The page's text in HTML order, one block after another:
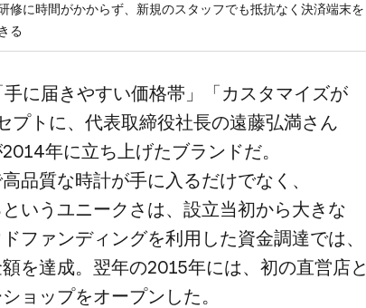
修に時間がかからず、新規のスタッフでも抵抗なく決済端末を
る
に​届きやすい​価格帯」​「カスタマイズが​
プトに、​代表取締役社長の​遠藤弘満さん​
年に​立ち上げた​ブランドだ。​
品質な​時計が​手に​入るだけでなく、​
いう​ユニークさは、​設立当初から​大きな​
ファンディングを​利用した​資金調達では、​
を​達成。​翌年の​2015年には、​初の​直営店と​
ョップを​オープンした。